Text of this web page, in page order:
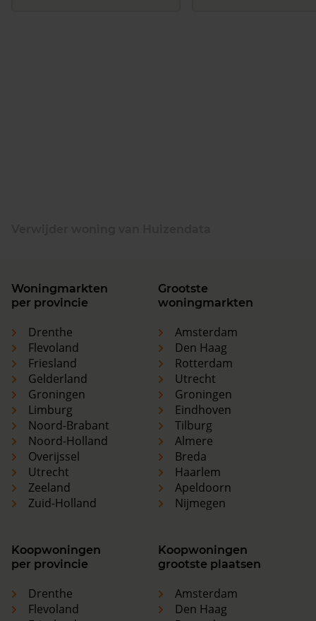
Woningmarkten
per provincie
Drenthe
Flevoland
Friesland
Gelderland
Groningen
Limburg
Noord-Brabant
Noord-Holland
Overijssel
Utrecht
Zeeland
Zuid-Holland
Grootste
woningmarkten
Amsterdam
Den Haag
Rotterdam
Utrecht
Groningen
Eindhoven
Tilburg
Almere
Breda
Haarlem
Apeldoorn
Nijmegen
Koopwoningen
per provincie
Drenthe
Flevoland
Koopwoningen
grootste plaatsen
Amsterdam
Den Haag